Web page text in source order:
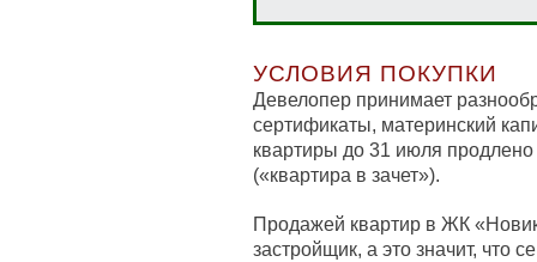
УСЛОВИЯ ПОКУПКИ
Девелопер принимает
сертификаты, материнский
квартиры до 31 июля
(«квартира в зачет»).
Продажей квартир в ЖК
застройщик, а это значит, что